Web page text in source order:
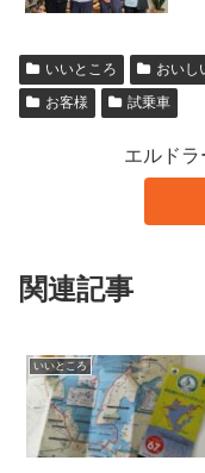
いいところ おいし
お客様
試乗車
エルド
関連記事
いいところ